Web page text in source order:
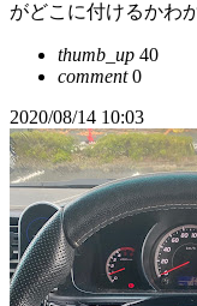
がどこに付けるかわ
thumb_up 40
comment0
2020/08/14 10:03